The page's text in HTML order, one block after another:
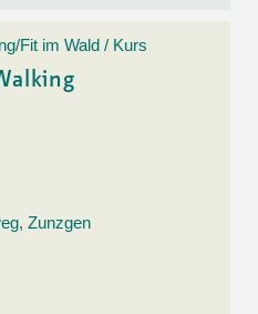
Fit im Wald / Kurs
Zunzgen